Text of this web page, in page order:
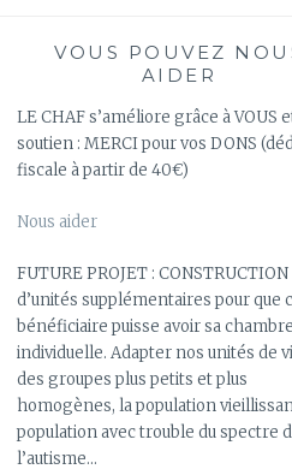
VOUS POUVEZ
AIDER
LE CHAF s’améliore grâce à VOUS
soutien : MERCI pour vos DONS
fiscale à partir de 40€)
Nous aider
FUTURE PROJET : CONSTRUCTION
d’unités supplémentaires pour que
bénéficiaire puisse avoir sa chambre
individuelle. Adapter nos unités de
des groupes plus petits et plus
homogènes, la population
population avec trouble du spectre
l’autisme…